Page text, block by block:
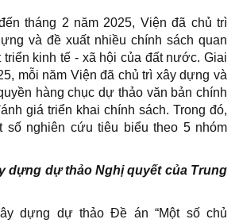
tháng 2 năm 2025, Viện đã chủ trì
và đề xuất nhiều chính sách quan
triển kinh tế - xã hội của đất nước. Giai
mỗi năm Viện đã chủ trì xây dựng và
hàng chục dự thảo văn bản chính
giá triển khai chính sách. Trong đó,
số nghiên cứu tiêu biểu theo 5 nhóm
dựng dự thảo Nghị quyết của Trung
dựng dự thảo Đề án “Một số chủ